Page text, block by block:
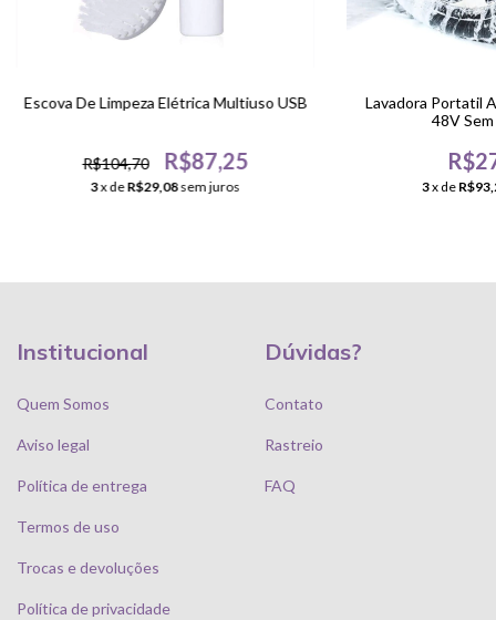
Escova De Limpeza Elétrica Multiuso USB
R$104,70 R$87,25
3x deR$29,08sem juros
Lavadora Portatil
48V
3x de
Institucional
Quem Somos
Aviso legal
Política de entrega
Termos de uso
Trocas e devoluções
Política de privacidade
Dúvidas?
Contato
Rastreio
FAQ